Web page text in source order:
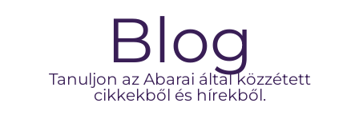
Blog
Tanuljon az Abarai által közzétett
cikkekből és hírekből.